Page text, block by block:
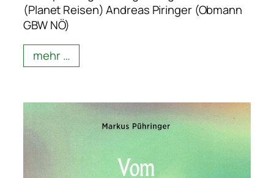
(Planet Reisen) Andreas Piringer (Obmann
GBW NÖ)
mehr …